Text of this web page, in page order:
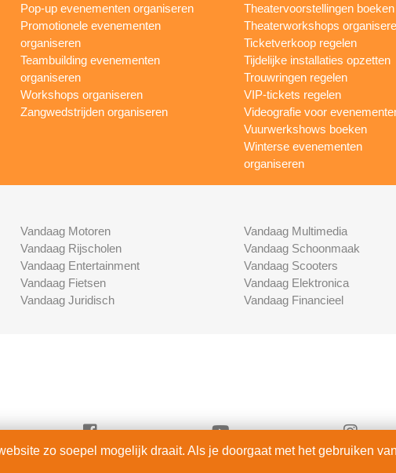
Pop-up evenementen organiseren
Promotionele evenementen
organiseren
Teambuilding evenementen
organiseren
Workshops organiseren
Zangwedstrijden organiseren
Theatervoorstellingen boeken
Theaterworkshops
Ticketverkoop regelen
Tijdelijke installaties opzetten
Trouwringen regelen
VIP-tickets regelen
Videografie voor
Vuurwerkshows boeken
Winterse evenementen
organiseren
Vandaag Motoren
Vandaag Rijscholen
Vandaag Entertainment
Vandaag Fietsen
Vandaag Juridisch
Vandaag Multimedia
Vandaag Schoonmaak
Vandaag Scooters
Vandaag Elektronica
Vandaag Financieel
zo soepel mogelijk draait. Als je doorgaat met het gebruiken